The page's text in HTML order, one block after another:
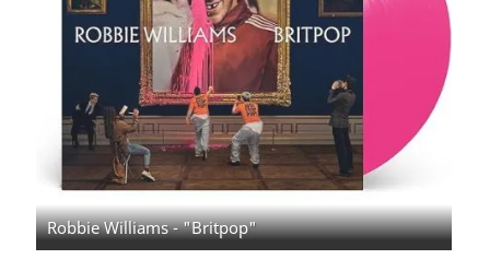
Robbie Williams - "Britpop"